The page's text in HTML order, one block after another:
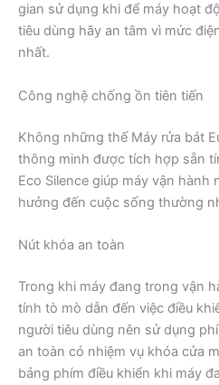
gian sử dụng khi để máy hoạt
tiêu dùng hãy an tâm vì mức
nhất.
Công nghệ chống ồn tiên tiến
Không những thế Máy rửa bát
thông minh được tích hợp sẵn
Eco Silence giúp máy vận hành
hưởng đến cuộc sống thường
Nút khóa an toàn
Trong khi máy đang trong vận
tính tò mò dẫn đến việc điều
người tiêu dùng nên sử dụng
an toàn có nhiệm vụ khóa cửa
bảng phím điều khiển khi máy